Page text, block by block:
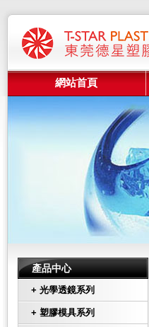
網站首頁
產品中心
+ 光學透鏡系列
+ 塑膠模具系列